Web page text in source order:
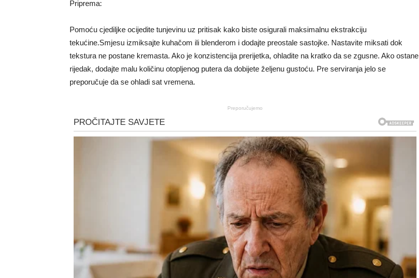
Priprema:
Pomoću cjediljke ocijedite tunjevinu uz pritisak kako biste osigurali maksimalnu ekstrakciju
tekućine.Smjesu izmiksajte kuhačom ili blenderom i dodajte preostale sastojke. Nastavite miksati dok
tekstura ne postane kremasta. Ako je konzistencija prerijetka, ohladite na kratko da se zgusne. Ako ostane
rijedak, dodajte malu količinu otopljenog putera da dobijete željenu gustoću. Pre serviranja jelo se
preporučuje da se ohladi sat vremena.
Preporučujemo